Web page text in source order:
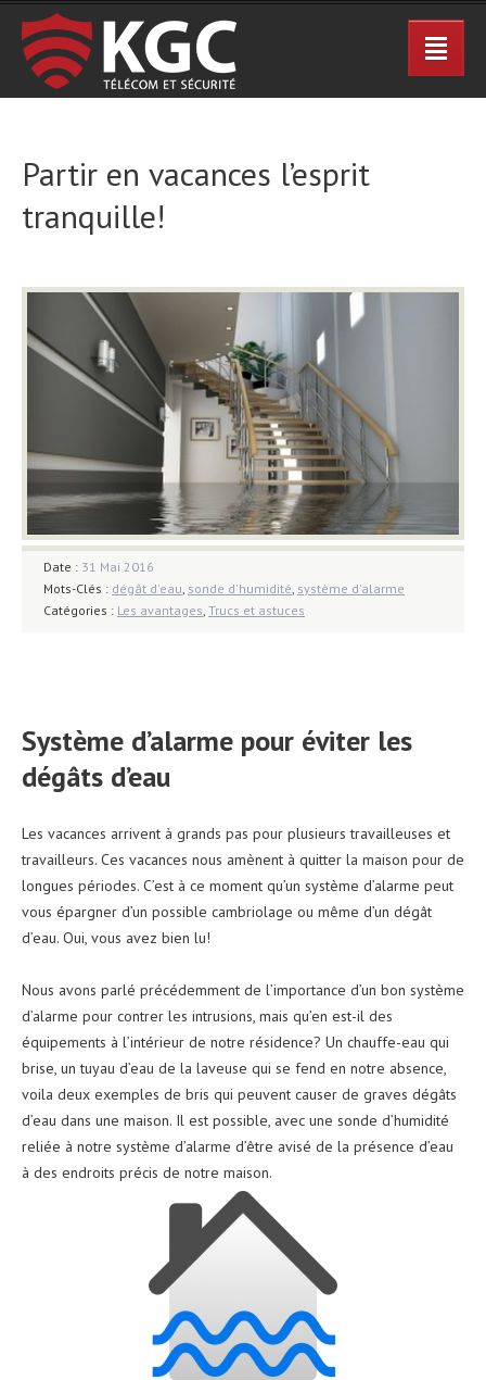
Partir en vacances l’esprit
tranquille!
Date : 31 Mai 2016
Mots-Clés : dégât d'eau sonde d'humidité système d'alarme
Catégories : Les avantages Trucs et astuces
Système d’alarme pour éviter les
dégâts d’eau
Les vacances arrivent à grands pas pour plusieurs travailleuses et
travailleurs. Ces vacances nous amènent à quitter la maison pour de
longues périodes. C’est à ce moment qu’un système d’alarme peut
vous épargner d’un possible cambriolage ou même d’un dégât
d’eau. Oui, vous avez bien lu!
Nous avons parlé précédemment de l’importance d’un bon système
d’alarme pour contrer les intrusions, mais qu’en est-il des
équipements à l’intérieur de notre résidence? Un chauffe-eau qui
brise, un tuyau d’eau de la laveuse qui se fend en notre absence,
voila deux exemples de bris qui peuvent causer de graves dégâts
d’eau dans une maison. Il est possible, avec une sonde d’humidité
reliée à notre système d’alarme d’être avisé de la présence d’eau
à des endroits précis de notre maison.